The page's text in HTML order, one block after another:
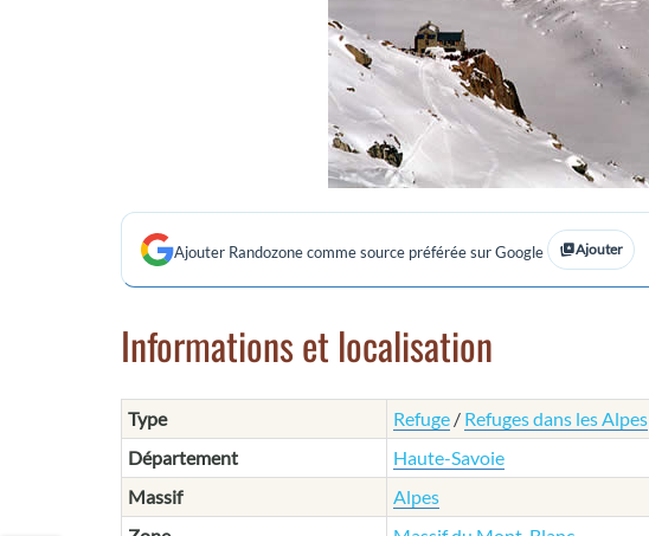
Ajouter Randozone comme source préférée sur Google Ajouter
Informations et localisation
Type Refuge / Refuges dans les Alpes
Département
Haute-Savoie
Massif
Alpes